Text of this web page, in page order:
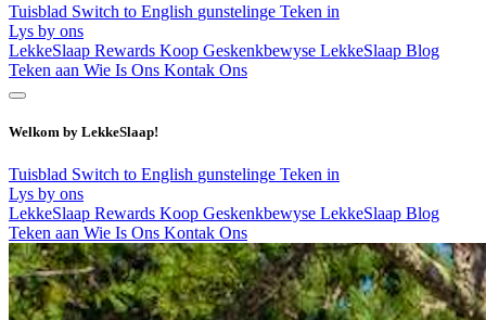
Tuisblad Switch to English gunstelinge Teken in
Lys by ons
LekkeSlaap Rewards Koop Geskenkbewyse LekkeSlaap Blog
Teken aan Wie Is Ons Kontak Ons
Welkom by LekkeSlaap!
Tuisblad Switch to English gunstelinge Teken in
Lys by ons
LekkeSlaap Rewards Koop Geskenkbewyse LekkeSlaap Blog
Teken aan Wie Is Ons Kontak Ons